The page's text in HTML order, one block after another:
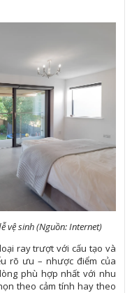
vệ sinh (Nguồn: Internet)
ray trượt với cấu tạo và
rõ ưu – nhược điểm của
phù hợp nhất với nhu
theo cảm tính hay theo